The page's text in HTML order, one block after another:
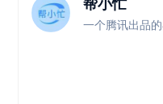
一个腾讯出品